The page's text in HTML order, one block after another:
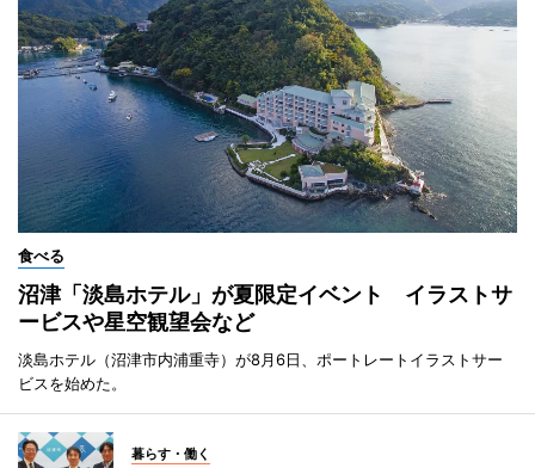
食べる
沼津「淡島ホテル」が夏限定イベント イラストサ
ービスや星空観望会など
淡島ホテル（沼津市内浦重寺）が8月6日、ポートレートイラストサー
ビスを始めた。
暮らす・働く